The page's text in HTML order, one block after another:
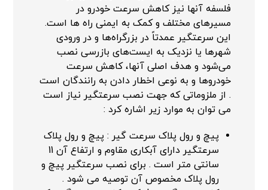
فلسفه آنها نیز کاهش سرعت خودرو در
مسیرهای مختلف و کمک به ایمنی راه ها است.
این سرعتگیر عمدتاً در بزرگراه‌ها و در ورودی
شهرها یا نزدیک به ایست‌های بازرسی نصب
می‌شود و هدف اصلی آنها، کاهش سرعت
خودروها و به نوعی اخطار دادن به رانندگان است
. از ملزوماتی که جهت نصب سرعتگیر نیاز است
می توان به موارد زیر اشاره کرد :
پیچ و رول پلاک سرعت گیر : پیچ و رول پلاک
سرعتگیر دارای آبکاری مقاوم و ارتفاع آن 11
سانتی متر است . برای نصب سرعتگیر پیچ و
رول پلاک مخصوص آن توصیه می شود .